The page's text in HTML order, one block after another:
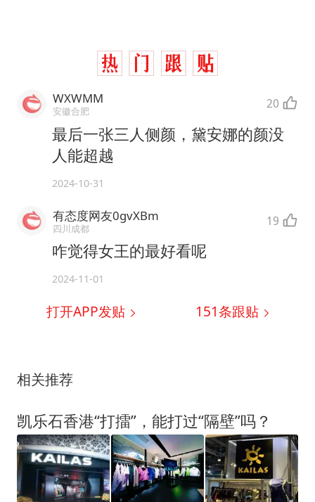
WXWMM
安徽合肥 20
最后一张三人侧颜，黛安娜的颜没
人能超越
2024-10-31
有态度网友0gvXBm
四川成都 19
咋觉得女王的最好看呢
2024-11-01
打开APP发贴 151条跟贴
相关推荐
凯乐石香港“打擂”，能打过“隔壁”吗？